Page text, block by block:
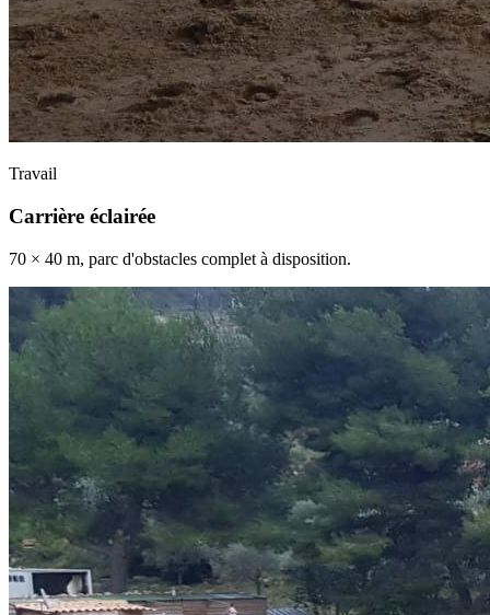
Travail
Carrière éclairée
70 × 40 m, parc d'obstacles complet à disposition.